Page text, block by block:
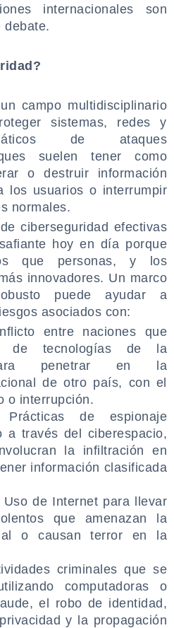
internacionales son
debate.
campo multidisciplinario
sistemas, redes y
de ataques
suelen tener como
o destruir información
los usuarios o interrumpir
normales.
ciberseguridad efectivas
hoy en día porque
que personas, y los
innovadores. Un marco
puede ayudar a
asociados con:
entre naciones que
de tecnologías de la
penetrar en la
de otro país, con el
o interrupción.
Prácticas de espionaje
a través del ciberespacio,
la infiltración en
información clasificada
Uso de Internet para llevar
que amenazan la
o causan terror en la
criminales que se
computadoras o
el robo de identidad,
y la propagación